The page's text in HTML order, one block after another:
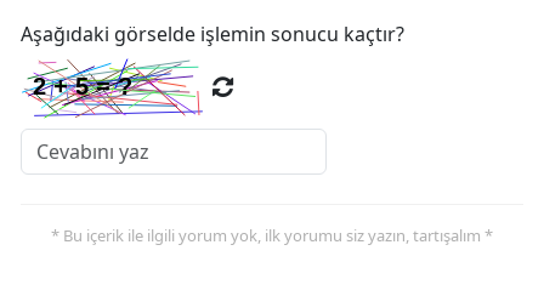
Aşağıdaki görselde işlemin sonucu kaçtır?
* Bu içerik ile ilgili yorum yok, ilk yorumu siz yazın, tartışalım *